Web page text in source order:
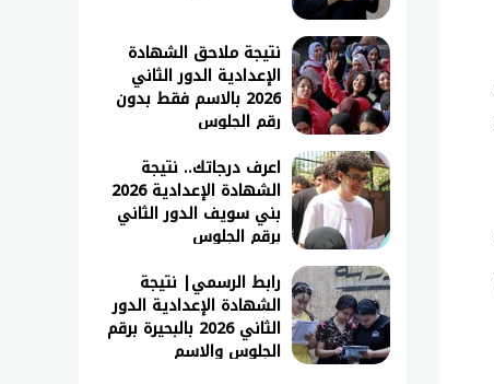
نتيجة ملاحق الشهادة
الإعدادية الدور الثاني
2026 بالاسم فقط بدون
رقم الجلوس
اعرف درجاتك.. نتيجة
الشهادة الإعدادية 2026
بني سويف الدور الثاني
برقم الجلوس
رابط الرسمي| نتيجة
الشهادة الإعدادية الدور
الثاني 2026 بالبحيرة برقم
الجلوس والاسم